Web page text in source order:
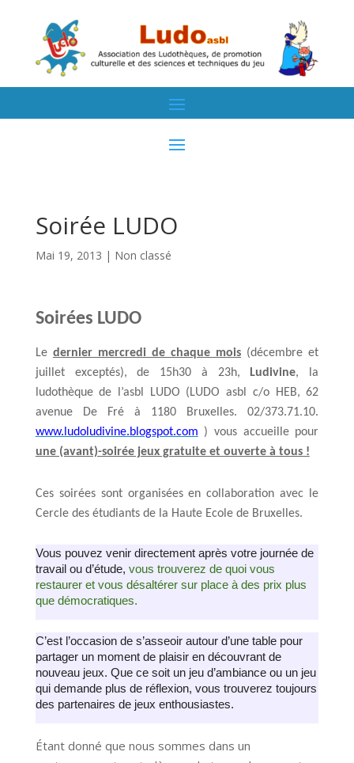
Soirée LUDO
Mai 19, 2013 | Non classé
Soirées LUDO
Le dernier mercredi de chaque mois (décembre et
juillet exceptés), de 15h30 à 23h,
Ludivine, la
ludothèque de l’asbl LUDO (LUDO asbl c/o HEB, 62
avenue De Fré à 1180 Bruxelles. 02/373.71.10.
www.ludoludivine.blogspot.com ) vous accueille pour
une (avant)-soirée jeux gratuite et ouverte à tous !
Ces soirées sont organisées en collaboration avec le
Cercle des étudiants de la Haute Ecole de Bruxelles.
Vous pouvez venir directement après votre journée de
travail ou d’étude, vous trouverez de quoi vous
restaurer et vous désaltérer sur place à des prix plus
que démocratiques.
C’est l’occasion de s’asseoir autour d’une table pour
partager un moment de plaisir en découvrant de
nouveau jeux. Que ce soit un jeu d’ambiance ou un jeu
qui demande plus de réflexion, vous trouverez toujours
des partenaires de jeux enthousiastes.
Étant donné que nous sommes dans un